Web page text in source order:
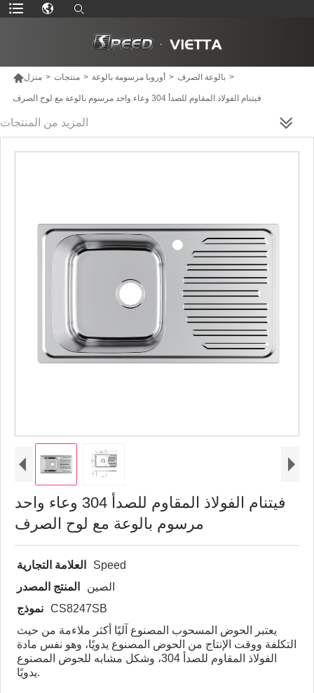
منزل > منتجات > أوروبا مرسومة بالوعة > بالوعة الصرف >
فيتنام الفولاذ المقاوم للصدأ 304 وعاء واحد مرسوم بالوعة مع لوح الصرف
المزيد من المنتجات
فيتنام الفولاذ المقاوم للصدأ 304 وعاء واحد
مرسوم بالوعة مع لوح الصرف
العلامة التجارية
Speed
المنتج المصدر
الصين
نموذج CS8247SB
يعتبر الحوض المسحوب المصنوع آليًا أكثر ملاءمة من حيث
التكلفة ووقت الإنتاج من الحوض المصنوع يدويًا، وهو نفس مادة
الفولاذ المقاوم للصدأ 304، وشكل مشابه للحوض المصنوع
يدويًا.